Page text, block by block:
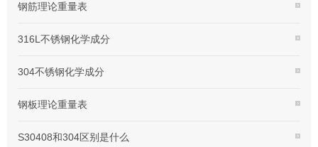
钢筋理论重量表
316L不锈钢化学成分
304不锈钢化学成分
钢板理论重量表
S30408和304区别是什么